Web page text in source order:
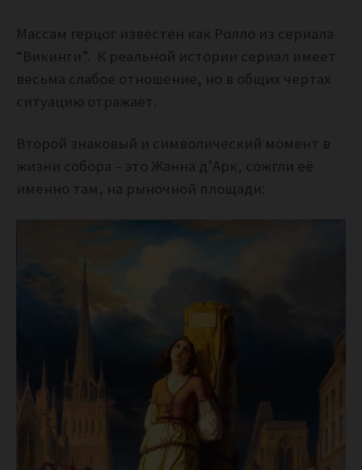
Массам герцог известен как Ролло из сериала
“Викинги”. К реальной истории сериал имеет
весьма слабое отношение, но в общих чертах
ситуацию отражает.
Второй знаковый и символический момент в
жизни собора – это Жанна д’Арк, сожгли её
именно там, на рыночной площади: